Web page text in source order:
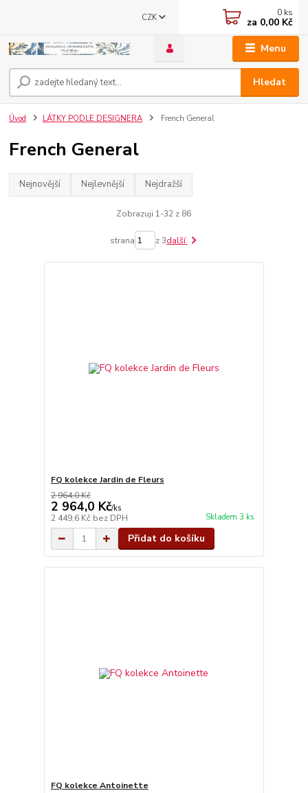
Menu
CZK
Hledat
0 ks
za 0,00 Kč
Úvod LÁTKY PODLE DESIGNERA French General
French General
Nejnovější Nejlevnější Nejdražší
Zobrazuji 1-32 z 86
strana z 3další
FQ kolekce Jardin de Fleurs
2 964,0 Kč
2 964,0 Kč/ks
2 449,6 Kč bez DPH Skladem 3 ks
Přidat do košíku
FQ kolekce Antoinette